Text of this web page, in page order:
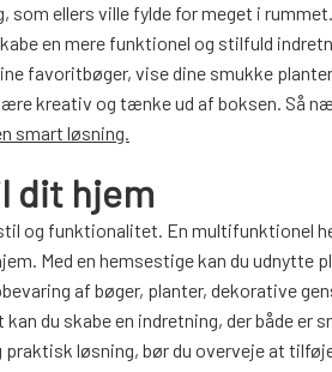
ellers ville fylde for meget i
en mere funktionel og stilfuld
favoritbøger, vise dine smukke
kreativ og tænke ud af boksen. Så
smart løsning.
dit hjem
og funktionalitet. En multifunktionel
Med en hemsestige kan du udnytte
af bøger, planter, dekorative
du skabe en indretning, der både er
praktisk løsning, bør du overveje at